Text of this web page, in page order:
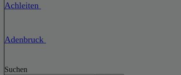
Achleiten
Adenbruck
Suchen